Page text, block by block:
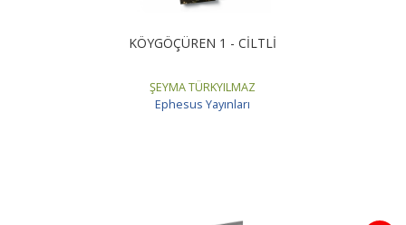
KÖYGÖÇÜREN 1 - CİLTLİ
ŞEYMA TÜRKYILMAZ
Ephesus Yayınları